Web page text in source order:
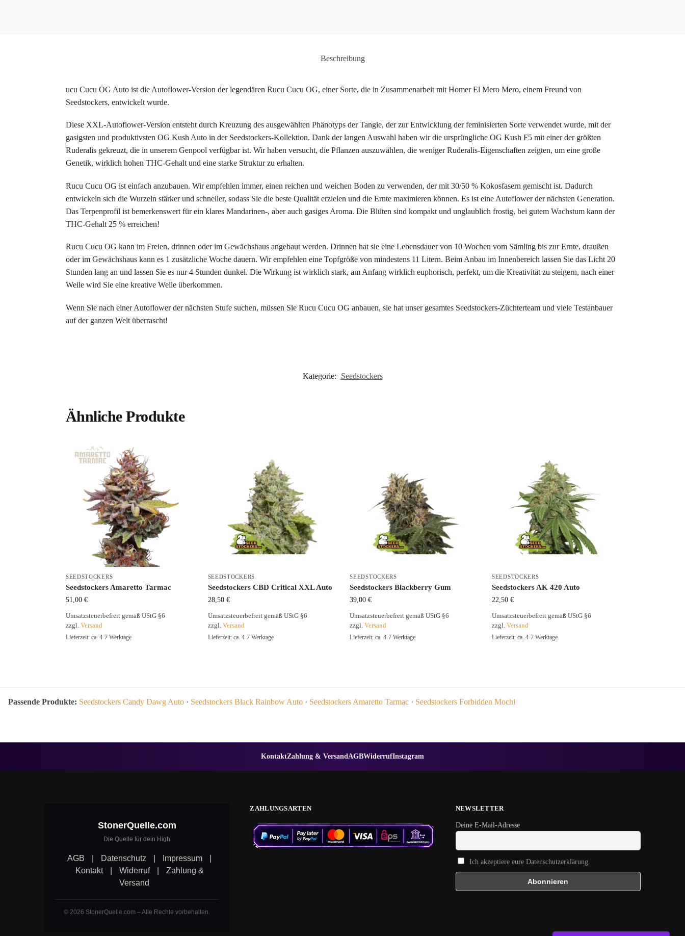
Beschreibung
ucu Cucu OG Auto ist die Autoflower-Version der legendären Rucu Cucu OG, einer Sorte, die in Zusammenarbeit mit Homer El Mero Mero, einem Freund von
Seedstockers, entwickelt wurde.
Diese XXL-Autoflower-Version entsteht durch Kreuzung des ausgewählten Phänotyps der Tangie, der zur Entwicklung der feminisierten Sorte verwendet wurde, mit der
gasigsten und produktivsten OG Kush Auto in der Seedstockers-Kollektion. Dank der langen Auswahl haben wir die ursprüngliche OG Kush F5 mit einer der größten
Ruderalis gekreuzt, die in unserem Genpool verfügbar ist. Wir haben versucht, die Pflanzen auszuwählen, die weniger Ruderalis-Eigenschaften zeigten, um eine große
Genetik, wirklich hohen THC-Gehalt und eine starke Struktur zu erhalten.
Rucu Cucu OG ist einfach anzubauen. Wir empfehlen immer, einen reichen und weichen Boden zu verwenden, der mit 30/50 % Kokosfasern gemischt ist. Dadurch
entwickeln sich die Wurzeln stärker und schneller, sodass Sie die beste Qualität erzielen und die Ernte maximieren können. Es ist eine Autoflower der nächsten Generation.
Das Terpenprofil ist bemerkenswert für ein klares Mandarinen-, aber auch gasiges Aroma. Die Blüten sind kompakt und unglaublich frostig, bei gutem Wachstum kann der
THC-Gehalt 25 % erreichen!
Rucu Cucu OG kann im Freien, drinnen oder im Gewächshaus angebaut werden. Drinnen hat sie eine Lebensdauer von 10 Wochen vom Sämling bis zur Ernte, draußen
oder im Gewächshaus kann es 1 zusätzliche Woche dauern. Wir empfehlen eine Topfgröße von mindestens 11 Litern. Beim Anbau im Innenbereich lassen Sie das Licht 20
Stunden lang an und lassen Sie es nur 4 Stunden dunkel. Die Wirkung ist wirklich stark, am Anfang wirklich euphorisch, perfekt, um die Kreativität zu steigern, nach einer
Weile wird Sie eine kreative Welle überkommen.
Wenn Sie nach einer Autoflower der nächsten Stufe suchen, müssen Sie Rucu Cucu OG anbauen, sie hat unser gesamtes Seedstockers-Züchterteam und viele Testanbauer
auf der ganzen Welt überrascht!
Kategorie: Seedstockers
Ähnliche Produkte
SEEDSTOCKERS
Seedstockers Amaretto Tarmac
51,00 €
Umsatzsteuerbefreit gemäß UStG §6
zzgl. Versand
Lieferzeit: ca. 4-7 Werktage
SEEDSTOCKERS
Seedstockers CBD Critical XXL Auto
28,50 €
Umsatzsteuerbefreit gemäß UStG §6
zzgl. Versand
Lieferzeit: ca. 4-7 Werktage
SEEDSTOCKERS
Seedstockers Blackberry Gum
39,00€
Umsatzsteuerbefreit gemäß UStG §6
zzgl.Versand
Lieferzeit: ca. 4-7 Werktage
SEEDSTOCKERS
Seedstockers AK 420 Auto
22,50€
Umsatzsteuerbefreit gemäß UStG §6
zzgl.Versand
Lieferzeit: ca. 4-7 Werktage
Passende Produkte: Seedstockers Candy Dawg Auto · Seedstockers Black Rainbow Auto · Seedstockers Amaretto Tarmac · Seedstockers Forbidden Mochi
KontaktZahlung & VersandAGBWiderrufInstagram
StonerQuelle.com
Die Quelle für dein High
AGB Datenschutz Impressum
Kontakt
Widerruf
Zahlung &
Versand
© 2026 StonerQuelle.com – Alle Rechte vorbehalten.
ZAHLUNGSARTEN NEWSLETTER
Deine E-Mail-Adresse
Ich akzeptiere eure Datenschutzerklärung.